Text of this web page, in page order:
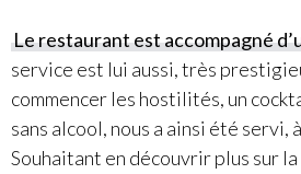
Le restaurant est accompagné
service est lui aussi, très
commencer les hostilités, un
sans alcool, nous a ainsi été servi,
Souhaitant en découvrir plus sur